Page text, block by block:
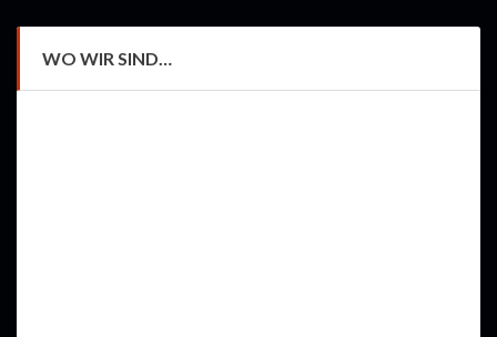
WO WIR SIND…